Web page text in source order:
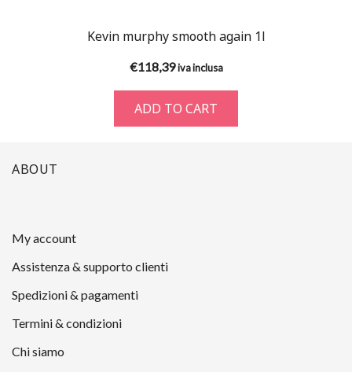
Kevin murphy smooth again 1l
€118,39 iva inclusa
ADD TO CART
ABOUT
My account
Assistenza & supporto clienti
Spedizioni & pagamenti
Termini & condizioni
Chi siamo